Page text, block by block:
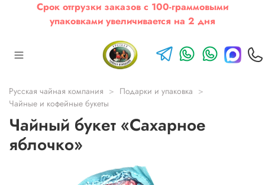
Срок отгрузки заказов с 100-граммовыми
упаковками увеличивается на 2 дня
Русская чайная компания
Подарки и упаковка
Чайные и кофейные букеты
Чайный букет «Сахарное
яблочко»